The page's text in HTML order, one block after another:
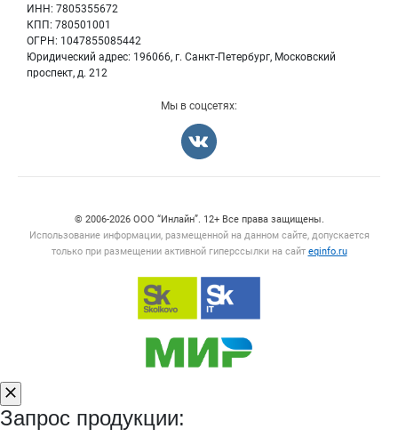
ИНН: 7805355672
КПП: 780501001
ОГРН: 1047855085442
Юридический адрес: 196066, г. Санкт-Петербург, Московский
проспект, д. 212
Мы в соцсетях:
© 2006‑2026 ООО “Инлайн”. 12+ Все права защищены.
Использование информации, размещенной на данном сайте, допускается
только при размещении активной гиперссылки на сайт eqinfo.ru
Запрос продукции: